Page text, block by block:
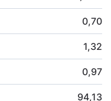
0,70
1,32
0,97
94,13